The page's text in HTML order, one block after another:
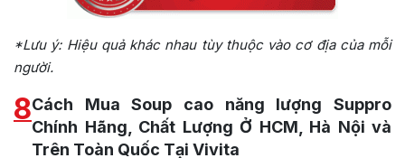
*Lưu ý: Hiệu quả khác nhau tùy thuộc vào cơ địa của mỗi
người.
8Cách Mua Soup cao năng lượng Suppro
Chính Hãng, Chất Lượng Ở HCM, Hà Nội và
Trên Toàn Quốc Tại Vivita